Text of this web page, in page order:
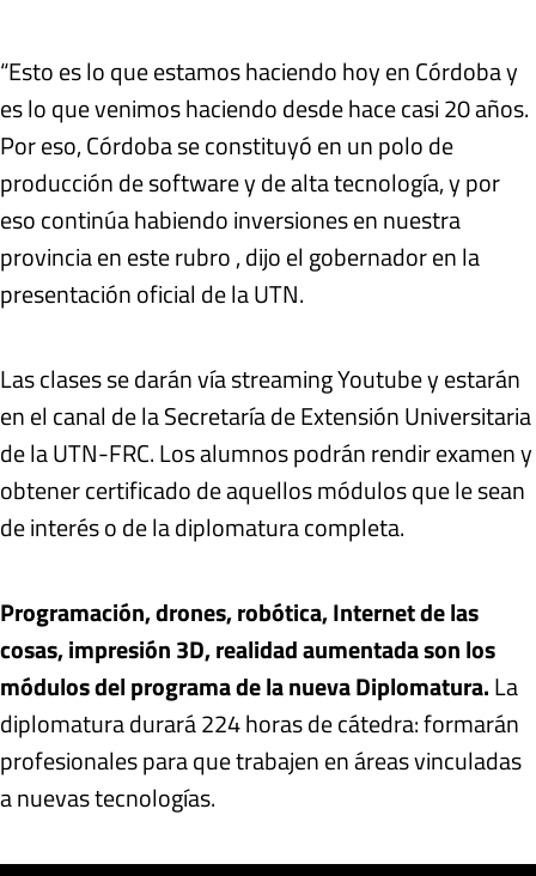
“Esto es lo que estamos haciendo hoy en Córdoba y
es lo que venimos haciendo desde hace casi 20 años.
Por eso, Córdoba se constituyó en un polo de
producción de software y de alta tecnología, y por
eso continúa habiendo inversiones en nuestra
provincia en este rubro , dijo el gobernador en la
presentación oficial de la UTN.
Las clases se darán vía streaming Youtube y estarán
en el canal de la Secretaría de Extensión Universitaria
de la UTN-FRC. Los alumnos podrán rendir examen y
obtener certificado de aquellos módulos que le sean
de interés o de la diplomatura completa.
Programación, drones, robótica, Internet de las
cosas, impresión 3D, realidad aumentada son los
módulos del programa de la nueva Diplomatura.La
diplomatura durará 224 horas de cátedra: formarán
profesionales para que trabajen en áreas vinculadas
a nuevas tecnologías.